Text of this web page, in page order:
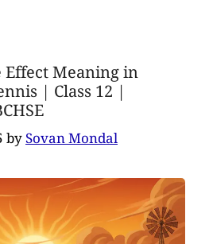
Effect Meaning in
| Class 12 |
bySovan Mondal